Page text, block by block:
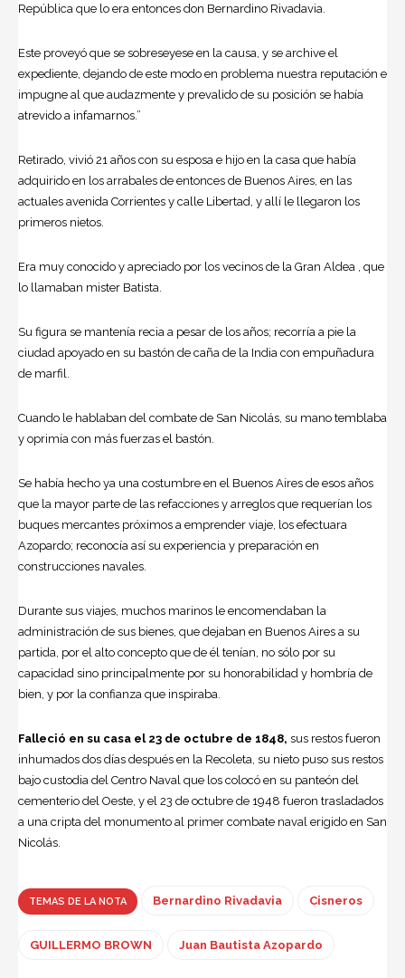
República que lo era entonces don Bernardino Rivadavia
Este proveyó que se sobreseyese en la causa, y se archive el
expediente, dejando de este modo en problema nuestra reputación e
impugne al que audazmente y prevalido de su posición se había
atrevido a infamarnos.”
Retirado, vivió 21 años con su esposa e hijo en la casa que había
adquirido en los arrabales de entonces de Buenos Aires, en las
actuales avenida Corrientes y calle Libertad, y allí le llegaron los
primeros nietos.
Era muy conocido y apreciado por los vecinos de la Gran Aldea , que
lo llamaban mister Batista.
Su figura se mantenía recia a pesar de los años; recorría a pie la
ciudad apoyado en su bastón de caña de la India con empuñadura
de marfil.
Cuando le hablaban del combate de San Nicolás, su mano temblaba
y oprimía con más fuerzas el bastón.
Se había hecho ya una costumbre en el Buenos Aires de esos años
que la mayor parte de las refacciones y arreglos que requerían los
buques mercantes próximos a emprender viaje, los efectuara
Azopardo; reconocía así su experiencia y preparación en
construcciones navales.
Durante sus viajes, muchos marinos le encomendaban la
administración de sus bienes, que dejaban en Buenos Aires a su
partida, por el alto concepto que de él tenían, no sólo por su
capacidad sino principalmente por su honorabilidad y hombría de
bien, y por la confianza que inspiraba.
Falleció en su casa el 23 de octubre de 1848, sus restos fueron
inhumados dos días después en la Recoleta, su nieto puso sus restos
bajo custodia del Centro Naval que los colocó en su panteón del
cementerio del Oeste, y el 23 de octubre de 1948 fueron trasladados
a una cripta del monumento al primer combate naval erigido en San
Nicolás.
TEMAS DE LA NOTA Bernardino Rivadavia Cisneros
GUILLERMO BROWN Juan Bautista Azopardo